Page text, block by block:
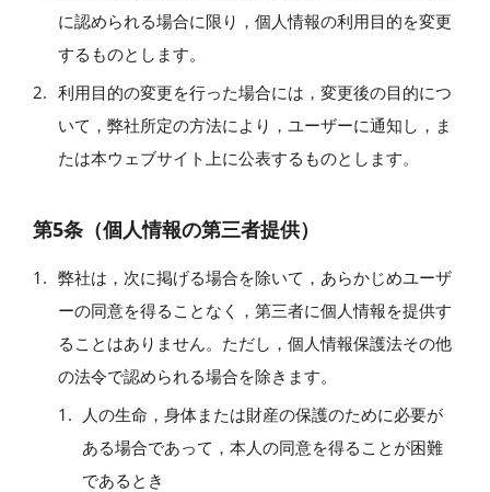
に認められる場合に限り，個人情報の利用目的を変更
するものとします。
利用目的の変更を行った場合には，変更後の目的につ
いて，弊社所定の方法により，ユーザーに通知し，ま
たは本ウェブサイト上に公表するものとします。
第5条（個人情報の第三者提供）
弊社は，次に掲げる場合を除いて，あらかじめユーザ
ーの同意を得ることなく，第三者に個人情報を提供す
ることはありません。ただし，個人情報保護法その他
の法令で認められる場合を除きます。
人の生命，身体または財産の保護のために必要が
ある場合であって，本人の同意を得ることが困難
であるとき